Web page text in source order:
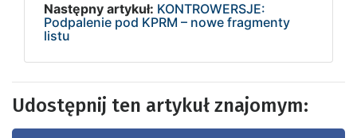
Następny artykuł: KONTROWERSJE:
Podpalenie pod KPRM – nowe fragmenty
listu
Udostępnij ten artykuł znajomym: